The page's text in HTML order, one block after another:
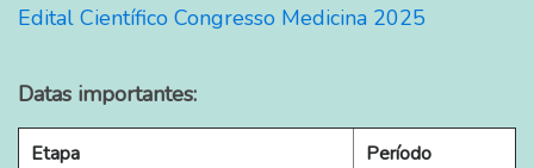
Edital Científico Congresso Medicina 2025
Datas importantes:
Etapa Período